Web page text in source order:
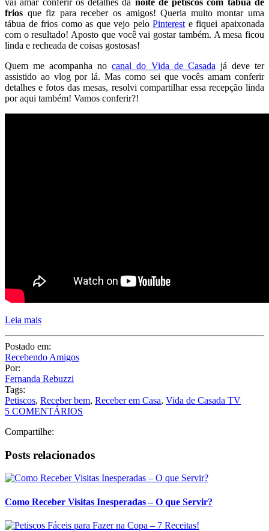
vai amar conferir os detalhes da noite de petiscos com tábua de
frios que fiz para receber os amigos! Queria muito montar uma
tábua de frios como as que vejo peloPinterest e fiquei apaixonada
com o resultado! Aposto que você vai gostar também. A mesa ficou
linda e recheada de coisas gostosas!
Quem me acompanha nocanal do Vida de Casada já deve ter
assistido ao vlog por lá. Mas como sei que vocês amam conferir
detalhes e fotos das mesas, resolvi compartilhar essa recepção linda
por aqui também! Vamos conferir?!
Leia mais
Postado em:
Recebendo Amigos
Por:
Fernanda Rebuzzi
Tags:
Petiscos, Receber bem, Receber em Casa, Vida de Casada TV
5 COMENTÁRIOS
Compartilhe:
Posts relacionados
Como Receber Visitas Inesperadas – O que Servir?